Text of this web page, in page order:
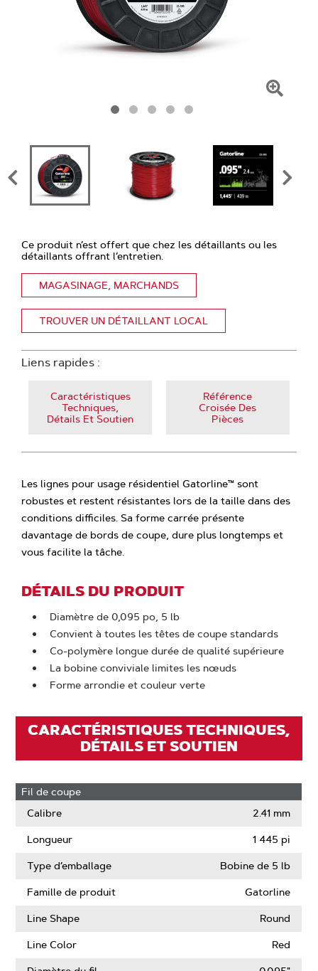
faire
un
zoom
Ce produit n’est offert que chez les détaillants ou les
détaillants offrant l’entretien.
MAGASINAGE, MARCHANDS
TROUVER UN DÉTAILLANT LOCAL
Liens rapides :
Caractéristiques
Techniques,
Détails Et Soutien
Référence
Croisée Des
Pièces
Les lignes pour usage résidentiel Gatorline™ sont
robustes et restent résistantes lors de la taille dans des
conditions difficiles. Sa forme carrée présente
davantage de bords de coupe, dure plus longtemps et
vous facilite la tâche.
DÉTAILS DU PRODUIT
Diamètre de 0,095 po, 5 lb
Convient à toutes les têtes de coupe standards
Co-polymère longue durée de qualité supérieure
La bobine conviviale limites les nœuds
Forme arrondie et couleur verte
CARACTÉRISTIQUES TECHNIQUES,
DÉTAILS ET SOUTIEN
Fil de coupe
Calibre
2.41 mm
Longueur 1 445 pi
Type d’emballage Bobine de 5 lb
Famille de produit Gatorline
Line Shape Round
Line Color Red